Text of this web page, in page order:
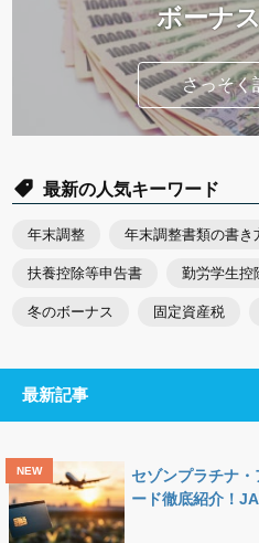
ボーナ
さっそく
最新の人気キーワード
年末調整 年末調整書類の書き
扶養控除等申告書 勤労学生控
冬のボーナス 固定資産税
最新記事
セゾンプラチナ
ード徹底紹介！